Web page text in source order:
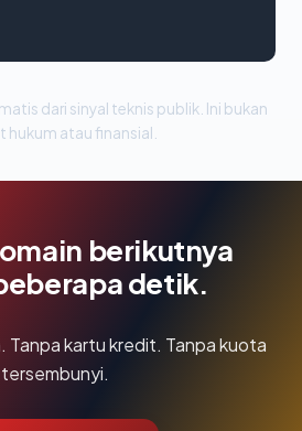
dari sinyal teknis publik. Ini bukan
hukum atau finansial.
berikutnya
detik.
Tanpa kartu kredit. Tanpa kuota
tersembunyi.